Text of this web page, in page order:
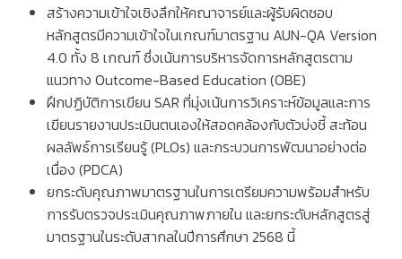
สร้างความเข้าใจเชิงลึกให้คณาจารย์และผู้รับผิดชอบ
หลักสูตรมีความเข้าใจในเกณฑ์มาตรฐาน AUN-QA Version
4.0 ทั้ง 8 เกณฑ์ ซึ่งเน้นการบริหารจัดการหลักสูตรตาม
แนวทาง Outcome-Based Education (OBE)
ฝึกปฏิบัติการเขียน SAR ที่มุ่งเน้นการวิเคราะห์ข้อมูลและการ
เขียนรายงานประเมินตนเองให้สอดคล้องกับตัวบ่งชี้ สะท้อน
ผลลัพธ์การเรียนรู้ (PLOs) และกระบวนการพัฒนาอย่างต่อ
เนื่อง (PDCA)
ยกระดับคุณภาพมาตรฐานในการเตรียมความพร้อมสำหรับ
การรับตรวจประเมินคุณภาพภายใน และยกระดับหลักสูตรสู่
มาตรฐานในระดับสากลในปีการศึกษา 2568 นี้